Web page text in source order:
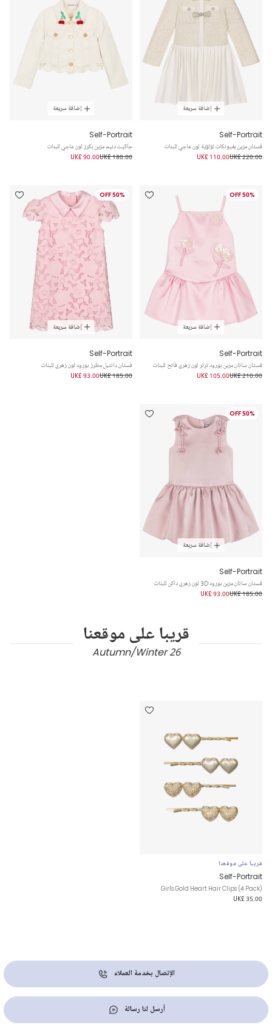
إضافة سريعة
Self-Portrait
فستان مزين بفيونكات لؤلؤية لون عاجي للبنات
UK£ 220.00
UK£ 110.00
إضافة سريعة
Self-Portrait
جاكيت دنيم مزين بكرز لون عاجي للبنات
UK£ 180.00
UK£ 90.00
50% OFF
إضافة سريعة
Self-Portrait
فستان ساتان مزين بورود ترتر لون زهري فاتح للبنات
UK£ 210.00
UK£ 105.00
50% OFF
إضافة سريعة
Self-Portrait
فستان دانتيل مطرز بورود لون زهري للبنات
UK£ 185.00
UK£ 93.00
50% OFF
إضافة سريعة
Self-Portrait
فستان ساتان مزين بورود 3D لون زهري داكن للبنات
UK£ 185.00
UK£ 93.00
قريبا على موقعنا
Autumn/Winter 26
قريبا على موقعنا
Self-Portrait
Girls Gold Heart Hair Clips (4 Pack)
UK£ 35.00
الإتصال بخدمة العملاء
أرسل لنا رسالة